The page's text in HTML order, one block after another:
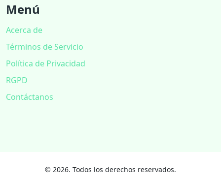
Menú
Acerca de
Términos de Servicio
Política de Privacidad
RGPD
Contáctanos
© 2026. Todos los derechos reservados.